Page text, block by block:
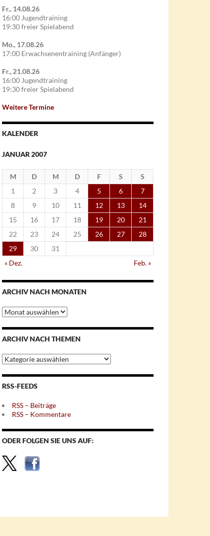
Fr., 14.08.26
16:00 Jugendtraining
19:30 freier Spielabend
Mo., 17.08.26
17:00 Erwachsenentraining (Anfänger)
Fr., 21.08.26
16:00 Jugendtraining
19:30 freier Spielabend
Weitere Termine
KALENDER
JANUAR 2007
M D M D F S
S
1
2 3 4 5 6
7
8
9 10 11 12 13
14
15
16 17 18 19 20
21
22
23 24 25 26 27
28
29
30
31
« Dez.
Feb. »
ARCHIV NACH MONATEN
Archiv
nach
Monaten
ARCHIV NACH THEMEN
Archiv
nach
Themen
RSS-FEEDS
RSS – Beiträge
RSS – Kommentare
ODER FOLGEN SIE UNS AUF: